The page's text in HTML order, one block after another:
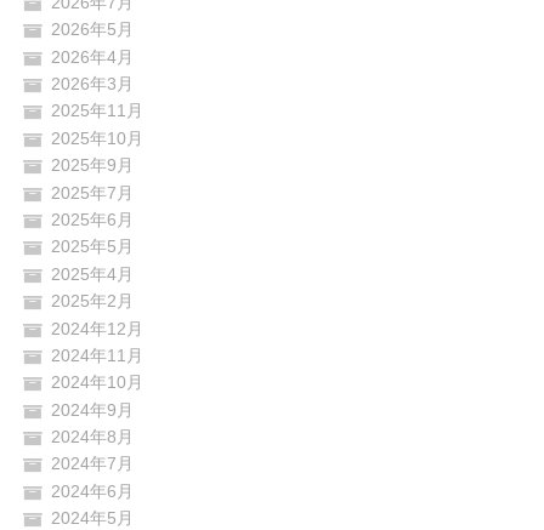
2026年5月
2026年4月
2026年3月
2025年11月
2025年10月
2025年9月
2025年7月
2025年6月
2025年5月
2025年4月
2025年2月
2024年12月
2024年11月
2024年10月
2024年9月
2024年8月
2024年7月
2024年6月
2024年5月